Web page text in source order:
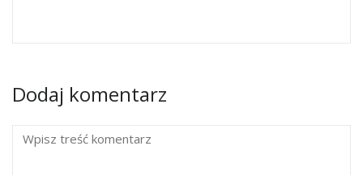
Dodaj komentarz